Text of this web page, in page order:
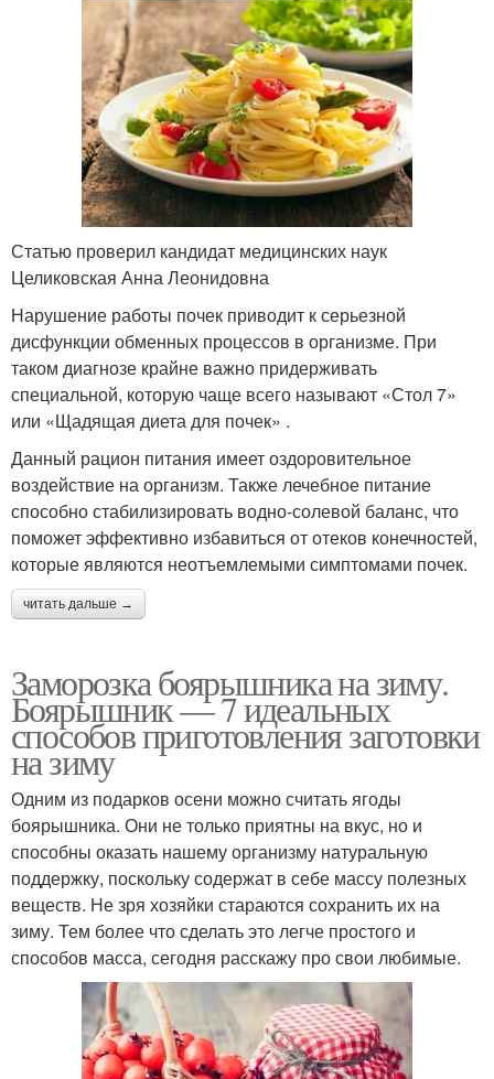
Статью проверил кандидат медицинских наук
Целиковская Анна Леонидовна
Нарушение работы почек приводит к серьезной
дисфункции обменных процессов в организме. При
таком диагнозе крайне важно придерживать
специальной, которую чаще всего называют «Стол 7»
или «Щадящая диета для почек» .
Данный рацион питания имеет оздоровительное
воздействие на организм. Также лечебное питание
способно стабилизировать водно-солевой баланс, что
поможет эффективно избавиться от отеков конечностей,
которые являются неотъемлемыми симптомами почек.
читать дальше →
Заморозка боярышника на зиму.
Боярышник — 7 идеальных
способов приготовления заготовки
на зиму
Одним из подарков осени можно считать ягоды
боярышника. Они не только приятны на вкус, но и
способны оказать нашему организму натуральную
поддержку, поскольку содержат в себе массу полезных
веществ. Не зря хозяйки стараются сохранить их на
зиму. Тем более что сделать это легче простого и
способов масса, сегодня расскажу про свои любимые.